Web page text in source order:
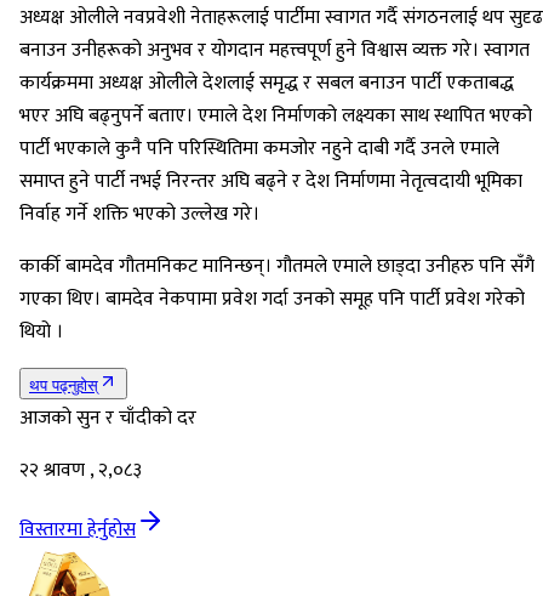
अध्यक्ष ओलीले नवप्रवेशी नेताहरूलाई पार्टीमा स्वागत गर्दै संगठनलाई थप सुदृढ
बनाउन उनीहरूको अनुभव र योगदान महत्त्वपूर्ण हुने विश्वास व्यक्त गरे। स्वागत
कार्यक्रममा अध्यक्ष ओलीले देशलाई समृद्ध र सबल बनाउन पार्टी एकताबद्ध
भएर अघि बढ्नुपर्ने बताए। एमाले देश निर्माणको लक्ष्यका साथ स्थापित भएको
पार्टी भएकाले कुनै पनि परिस्थितिमा कमजोर नहुने दाबी गर्दै उनले एमाले
समाप्त हुने पार्टी नभई निरन्तर अघि बढ्ने र देश निर्माणमा नेतृत्वदायी भूमिका
निर्वाह गर्ने शक्ति भएको उल्लेख गरे।
कार्की बामदेव गौतमनिकट मानिन्छन्। गौतमले एमाले छाड्दा उनीहरु पनि सँगै
गएका थिए। बामदेव नेकपामा प्रवेश गर्दा उनको समूह पनि पार्टी प्रवेश गरेको
थियो ।
थप पढ्नुहोस्
आजको सुन र चाँदीको दर
२२ श्रावण , २,०८३
विस्तारमा हेर्नुहोस